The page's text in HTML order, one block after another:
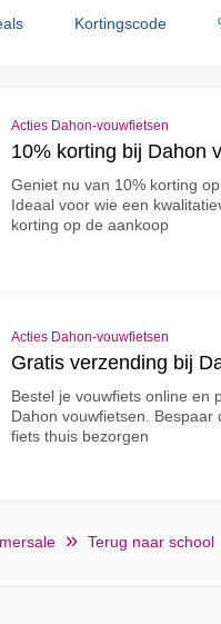
Kortingscode
Acties Dahon-vouwfietsen
10% korting bij Dahon
Geniet nu van 10% korting
Ideaal voor wie een
korting op de aankoop
Acties Dahon-vouwfietsen
Gratis verzending bij
Bestel je vouwfiets online en
Dahon vouwfietsen.
fiets thuis bezorgen
Terug naar school